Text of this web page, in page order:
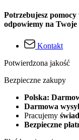
Potrzebujesz
odpowiemy na
Kontakt
Potwierdzona jakość
Bezpieczne zakupy
Polska:
Darmowa
Pracujemy
Bezpieczne